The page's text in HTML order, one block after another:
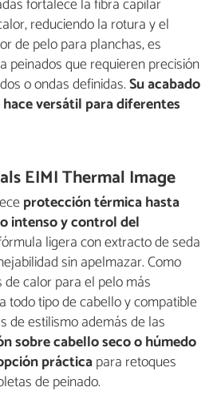
fortalece la fibra capilar
reduciendo la rotura y el
de pelo para planchas, es
peinados que requieren precisión
o ondas definidas.Su acabado
versátil para diferentes
EIMI Thermal Image
protección térmica hasta
intenso y control del
ligera con extracto de seda
sin apelmazar. Como
calor para el pelo más
todo tipo de cabello y compatible
de estilismo además de las
sobre cabello seco o húmedo
prácticapara retoques
de peinado.